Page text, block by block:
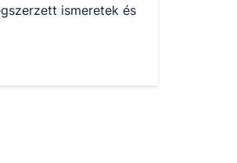
ismeretek és